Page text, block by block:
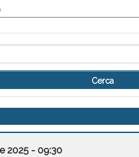
2025 - 09:30